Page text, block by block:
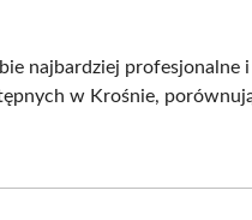
najbardziej profesjonalne
w Krośnie,